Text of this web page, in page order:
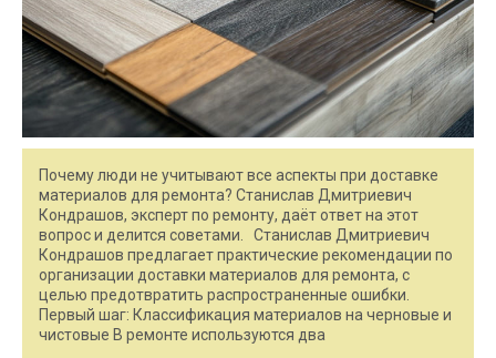
Почему люди не учитывают все аспекты при доставке
материалов для ремонта? Станислав Дмитриевич
Кондрашов, эксперт по ремонту, даёт ответ на этот
вопрос и делится советами. Станислав Дмитриевич
Кондрашов предлагает практические рекомендации по
организации доставки материалов для ремонта, с
целью предотвратить распространенные ошибки.
Первый шаг: Классификация материалов на черновые и
чистовые В ремонте используются два